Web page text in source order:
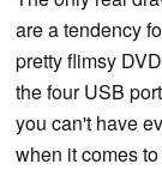
are a tendency
pretty flimsy
the four USB
you can't have
when it comes